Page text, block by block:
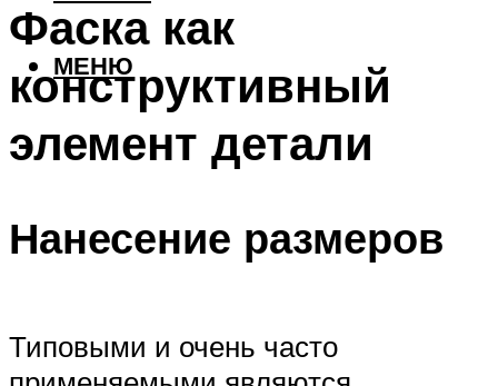
МЕНЮ
Фаска как
конструктивный
элемент детали
Нанесение размеров
Типовыми и очень часто